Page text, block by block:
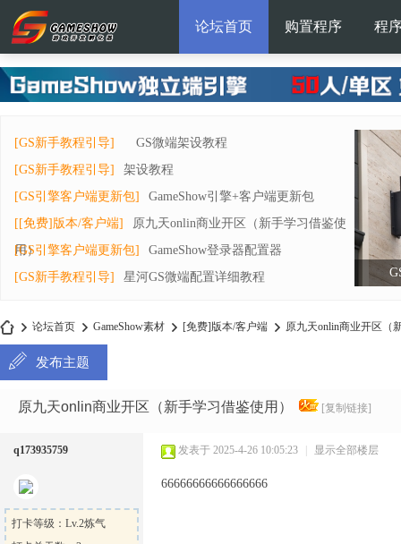
论坛首页 购置程序 程
[GS新手教程引导]
GS微端架设教程
[GS新手教程引导]
架设教程
[GS引擎客户端更新包]
GameShow引擎+客户端更新包
[[免费]版本/客户端]
原九天onlin商业开区（新手学习借鉴使
用）
[GS引擎客户端更新包]
GameShow登录器配置器
[GS新手教程引导]
星河GS微端配置详细教程
论坛首页
›
GameShow素材
›
[免费]版本/客户端
›
原九天onlin商业开区（
发布主题
原九天onlin商业开区（新手学习借鉴使用） [复制链接]
q173935759
打卡等级：Lv.2炼气
发表于 2025-4-26 10:05:23 显示全部楼层
66666666666666666